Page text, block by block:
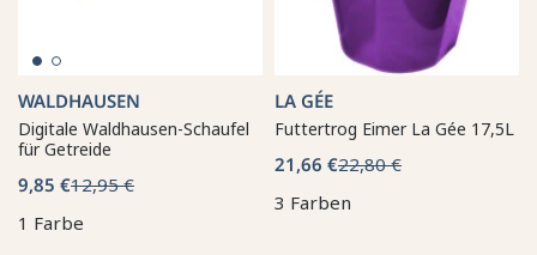
WALDHAUSEN
Digitale Waldhausen-Schaufel
für Getreide
9,85 €12,95 €
1 Farbe
LA GÉE
Futtertrog Eimer La Gée 17,5L
21,66 €22,80 €
3 Farben